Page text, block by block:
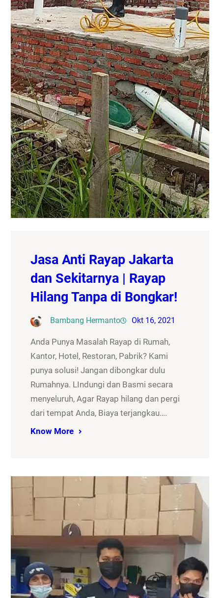
Jasa Anti Rayap Jakarta
dan Sekitarnya | Rayap
Hilang Tanpa di Bongkar!
Bambang Hermanto Okt 16, 2021
Anda Punya Masalah Rayap di Rumah,
Kantor, Hotel, Restoran, Pabrik? Kami
punya solusi! Jangan dibongkar dulu
Rumahnya. LIndungi dan Basmi secara
menyeluruh, Agar Rayap hilang dan pergi
dari tempat Anda, Biaya terjangkau….
Know More